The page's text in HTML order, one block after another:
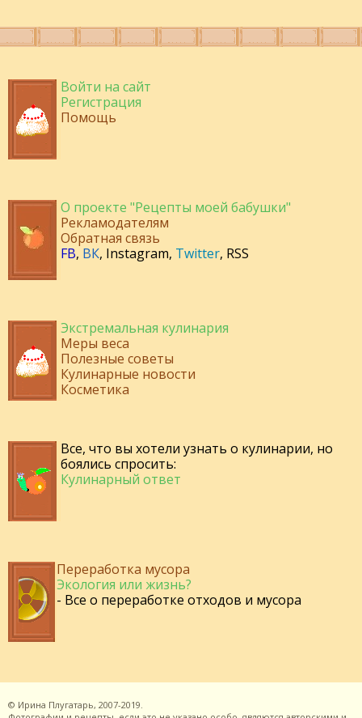
Войти на сайт
Регистрация
Помощь
О проекте "Рецепты моей бабушки"
Рекламодателям
Обратная связь
FB, ВК, Instagram, Twitter, RSS
Экстремальная кулинария
Меры веса
Полезные советы
Кулинарные новости
Косметика
Все, что вы хотели узнать о кулинарии, но
боялись спросить:
Кулинарный ответ
Переработка мусора
Экология или жизнь?
- Все о переработке отходов и мусора
© Ирина Плугатарь, 2007-2019.